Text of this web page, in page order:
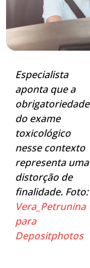
Especialista
aponta que a
obrigatoriedade
do exame
toxicológico
nesse contexto
representa uma
distorção de
finalidade. Foto:
Vera_Petrunina
para
Depositphotos